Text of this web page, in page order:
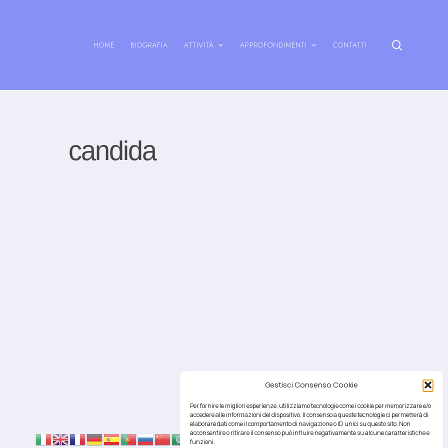
Gestisci Consenso Cookie
Per fornire le migliori esperienze, utilizziamo tecnologie come i cookie per memorizzare e/o
accedere alle informazioni del dispositivo. Il consenso a queste tecnologie ci permetterà di
elaborare dati come il comportamento di navigazione o ID unici su questo sito. Non
acconsentire o ritirare il consenso può influire negativamente su alcune caratteristiche e
funzioni.
HOME BIOGRAFIA ATTIVITÀ APPROFONDIMENTI CONTATTI
candida